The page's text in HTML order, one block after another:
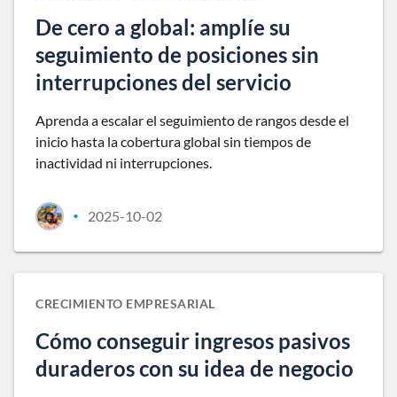
De cero a global: amplíe su
seguimiento de posiciones sin
interrupciones del servicio
Aprenda a escalar el seguimiento de rangos desde el
inicio hasta la cobertura global sin tiempos de
inactividad ni interrupciones.
• 2025-10-02
CRECIMIENTO EMPRESARIAL
Cómo conseguir ingresos pasivos
duraderos con su idea de negocio